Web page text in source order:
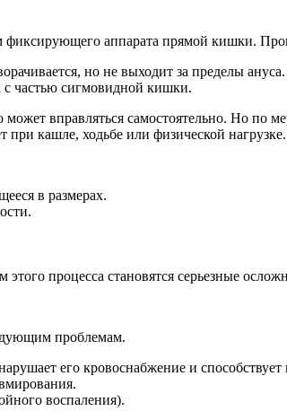
фиксирующего аппарата прямой кишки.
но не выходит за пределы ануса.
с частью сигмовидной кишки.
вправляться самостоятельно. Но по
кашле, ходьбе или физической нагрузке.
в размерах.
процесса становятся серьезные
проблемам.
его кровоснабжение и способствует
воспаления).